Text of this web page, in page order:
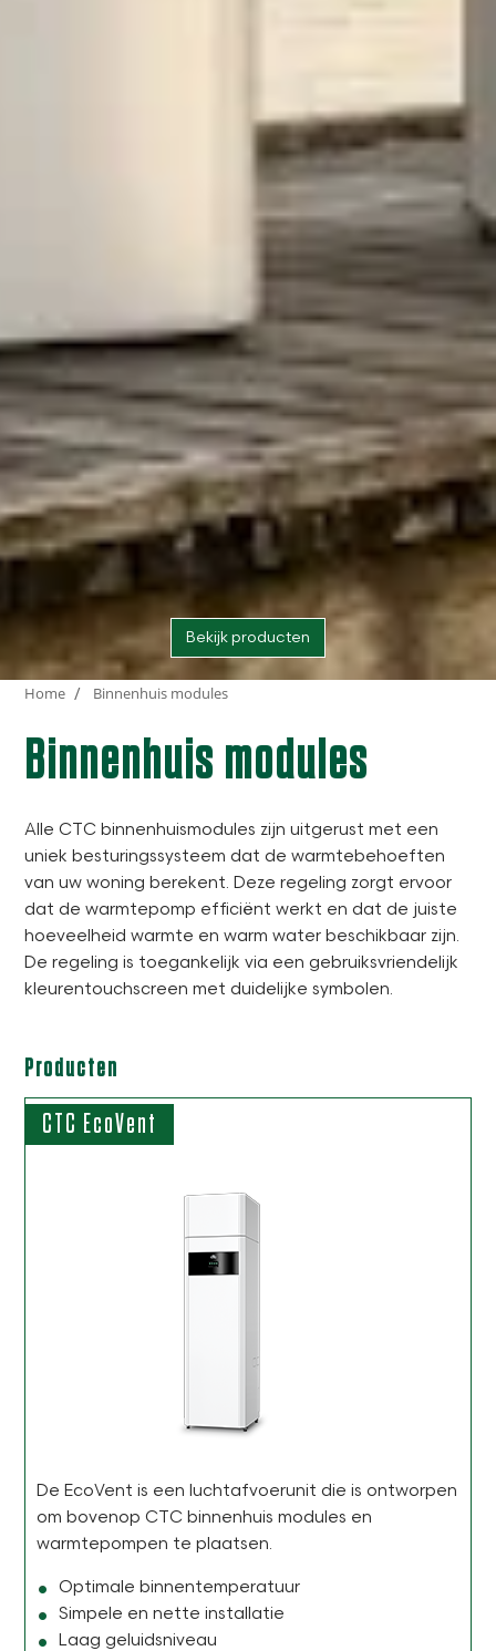
Bekijk producten
Home Binnenhuis modules
Binnenhuis modules
Alle CTC binnenhuismodules zijn uitgerust met een
uniek besturingssysteem dat de warmtebehoeften
van uw woning berekent. Deze regeling zorgt ervoor
dat de warmtepomp efficiënt werkt en dat de juiste
hoeveelheid warmte en warm water beschikbaar zijn.
De regeling is toegankelijk via een gebruiksvriendelijk
kleurentouchscreen met duidelijke symbolen.
Producten
CTC EcoVent
De EcoVent is een luchtafvoerunit die is ontworpen
om bovenop CTC binnenhuis modules en
warmtepompen te plaatsen.
Optimale binnentemperatuur
Simpele en nette installatie
Laag geluidsniveau